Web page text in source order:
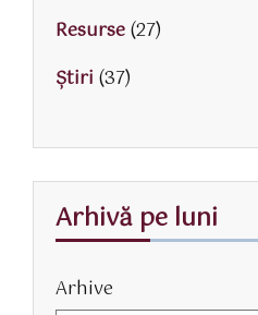
Resurse(27)
Știri (37)
Arhivă pe luni
Arhive